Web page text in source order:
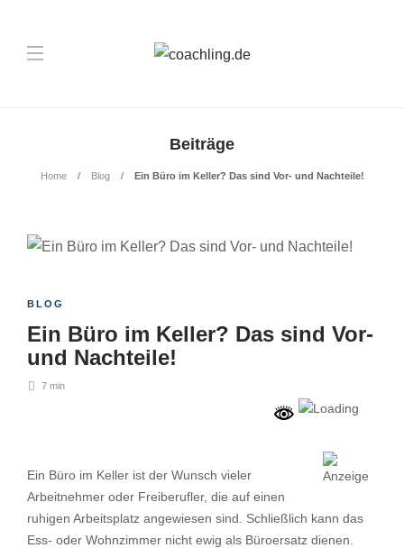
Beiträge
Home Blog Ein Büro im Keller? Das sind Vor- und Nachteile!
BLOG
Ein Büro im Keller? Das sind Vor-
und Nachteile!
7 min
Ein Büro im Keller ist der Wunsch vieler
Arbeitnehmer oder Freiberufler, die auf einen
ruhigen Arbeitsplatz angewiesen sind. Schließlich kann das
Ess- oder Wohnzimmer nicht ewig als Büroersatz dienen.